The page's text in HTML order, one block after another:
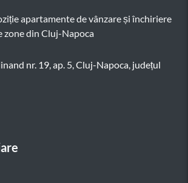
apartamente de vânzare și închiriere
zone din Cluj-Napoca
nr. 19, ap. 5, Cluj-Napoca, județul